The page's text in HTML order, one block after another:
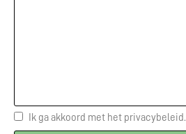
Ik ga akkoord met het privacybeleid.